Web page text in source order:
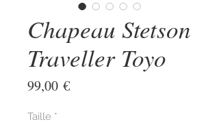
Chapeau Stetson
Traveller Toyo
99,00 €Prix
Taille *